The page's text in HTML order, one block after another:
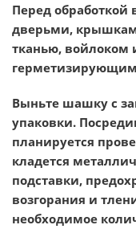
Перед
дверьми,
тканью, войлоком
Выньте шашку с
упаковки.
планируется
кладется
подставки,
возгорания и
необходимое